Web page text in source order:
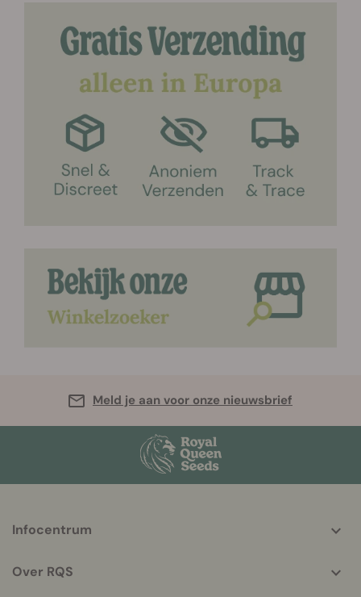
Meld je aan voor onze nieuwsbrief
helpful
Infocentrum
Over RQS